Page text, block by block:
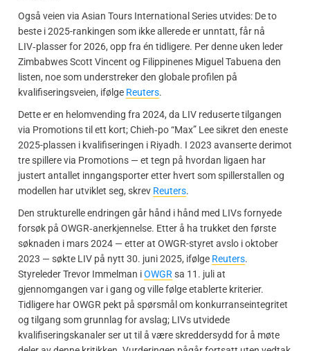
Også veien via Asian Tours International Series utvides: De to
beste i 2025-rankingen som ikke allerede er unntatt, får nå
LIV‑plasser for 2026, opp fra én tidligere. Per denne uken leder
Zimbabwes Scott Vincent og Filippinenes Miguel Tabuena den
listen, noe som understreker den globale profilen på
kvalifiseringsveien, ifølge Reuters.
Dette er en helomvending fra 2024, da LIV reduserte tilgangen
via Promotions til ett kort; Chieh‑po “Max” Lee sikret den eneste
2025-plassen i kvalifiseringen i Riyadh. I 2023 avanserte derimot
tre spillere via Promotions — et tegn på hvordan ligaen har
justert antallet inngangsporter etter hvert som spillerstallen og
modellen har utviklet seg, skrev Reuters.
Den strukturelle endringen går hånd i hånd med LIVs fornyede
forsøk på OWGR‑anerkjennelse. Etter å ha trukket den første
søknaden i mars 2024 — etter at OWGR-styret avslo i oktober
2023 — søkte LIV på nytt 30. juni 2025, ifølge Reuters.
Styreleder Trevor Immelman iOWGR sa 11. juli at
gjennomgangen var i gang og ville følge etablerte kriterier.
Tidligere har OWGR pekt på spørsmål om konkurranseintegritet
og tilgang som grunnlag for avslag; LIVs utvidede
kvalifiseringskanaler ser ut til å være skreddersydd for å møte